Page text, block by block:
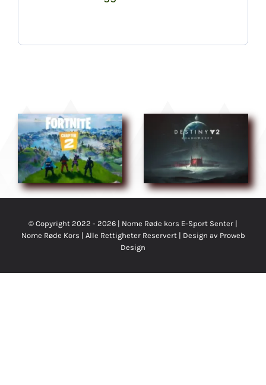
© Copyright 2022 - 2026 | Nome Røde kors E-Sport Senter |
Nome Røde Kors | Alle Rettigheter Reservert | Design av Proweb
Design